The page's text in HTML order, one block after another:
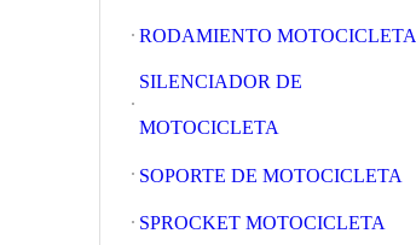
RODAMIENTO MOTOCICLETA
SILENCIADOR DE
MOTOCICLETA
SOPORTE DE MOTOCICLETA
SPROCKET MOTOCICLETA